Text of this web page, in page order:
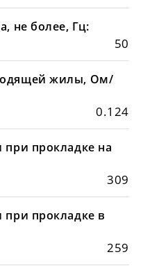
не более, Гц:
50
жилы, Ом/
0.124
прокладке на
309
при прокладке в
259